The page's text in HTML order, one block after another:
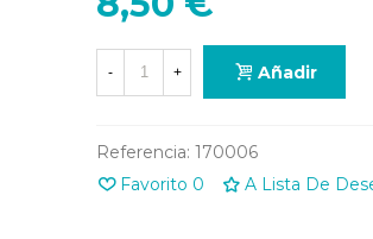
- + Añadir
Referencia: 170006
Favorito 0 A Lista De